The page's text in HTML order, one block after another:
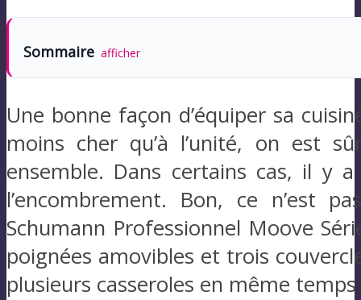
Sommaire afficher
Une bonne façon d’équiper sa
moins cher qu’à l’unité, on est
ensemble. Dans certains cas, il y
l’encombrement. Bon, ce n’est
Schumann Professionnel Moove
poignées amovibles et trois
plusieurs casseroles en même